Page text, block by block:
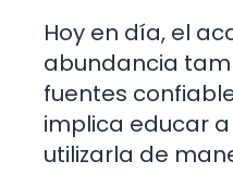
Hoy en día, el
abundancia
fuentes
implica educar
utilizarla de